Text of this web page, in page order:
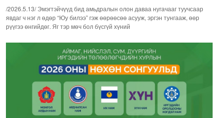
/2026.5.13/ Эмэгтэйчүүд бид амьдралын олон даваа нугачааг туучсаар
явдаг ч нэг л өдөр “Юу билээ” гэж өөрөөсөө асууж, эргэн тунгааж, өөр
рүүгээ өнгийдөг. Яг тэр мөч бол бүсгүй хүний